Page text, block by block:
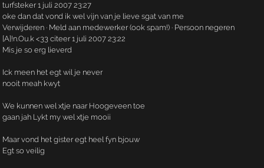
turfsteker 1 juli 2007 23:27
oke dan dat vond ik wel vijn van je lieve sgat van me
Verwijderen · Meld aan medewerker (ook spam!) · Persoon negeren
[A]!n.­Ou.­k <33 citeer 1 juli 2007 23:22
Mis je so erg lieverd
Ick meen het egt wil je never
nooit meah kwyt
We kunnen wel xtje naar Hoogeveen toe
gaan jah Lykt my wel xtje mooii
Maar vond het gister egt heel fyn bjouw
Egt so veilig